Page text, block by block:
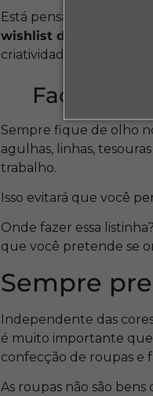
Está pensando em
wishlist de tecidos
criatividade.
Faça um
Sempre fique de olho
agulhas, linhas,
trabalho.
Isso evitará que você
Onde fazer essa
que você pretende se
Sempre
Independente das
é muito importante
confecção de roupas e
As roupas não são